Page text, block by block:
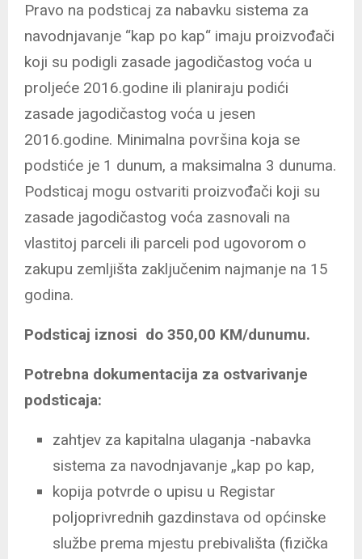
Pravo na podsticaj za nabavku sistema za
navodnjavanje “kap po kap“ imaju proizvođači
koji su podigli zasade jagodičastog voća u
proljeće 2016.godine ili planiraju podići
zasade jagodičastog voća u jesen
2016.godine. Minimalna površina koja se
podstiće je 1 dunum, a maksimalna 3 dunuma.
Podsticaj mogu ostvariti proizvođači koji su
zasade jagodičastog voća zasnovali na
vlastitoj parceli ili parceli pod ugovorom o
zakupu zemljišta zaključenim najmanje na 15
godina.
Podsticaj iznosi do 350,00 KM/dunumu.
Potrebna dokumentacija za ostvarivanje
podsticaja:
zahtjev za kapitalna ulaganja -nabavka
sistema za navodnjavanje „kap po kap,
kopija potvrde o upisu u Registar
poljoprivrednih gazdinstava od općinske
službe prema mjestu prebivališta (fizička